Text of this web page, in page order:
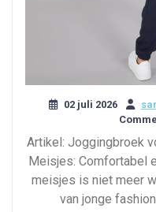
02 juli 2026
Artikel: Joggingbroek
Meisjes: Comfortabel
meisjes is niet meer
van jonge